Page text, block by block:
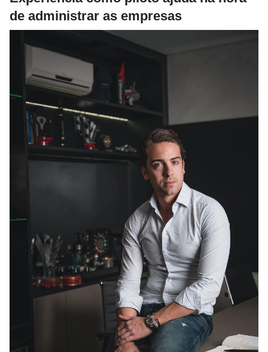
de administrar as empresas